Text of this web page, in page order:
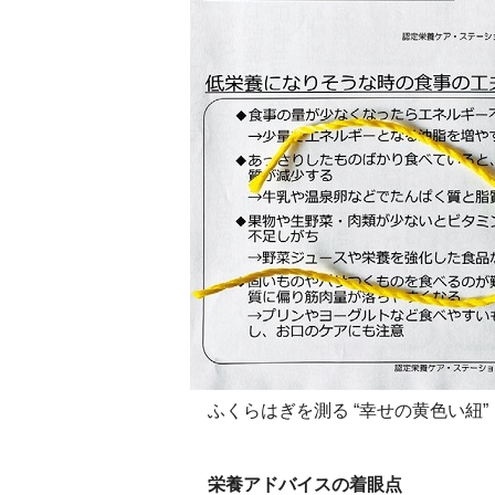
ふくらはぎを測る “幸せの黄色い紐”
栄養アドバイスの着眼点